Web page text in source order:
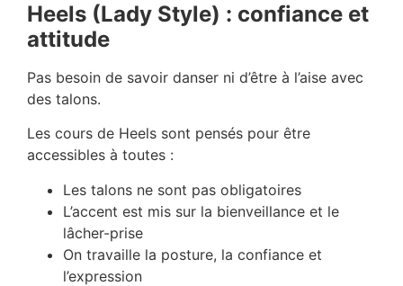
Heels (Lady Style) : confiance et
attitude
Pas besoin de savoir danser ni d’être à l’aise avec
des talons.
Les cours de Heels sont pensés pour être
accessibles à toutes :
Les talons ne sont pas obligatoires
L’accent est mis sur la bienveillance et le
lâcher-prise
On travaille la posture, la confiance et
l’expression